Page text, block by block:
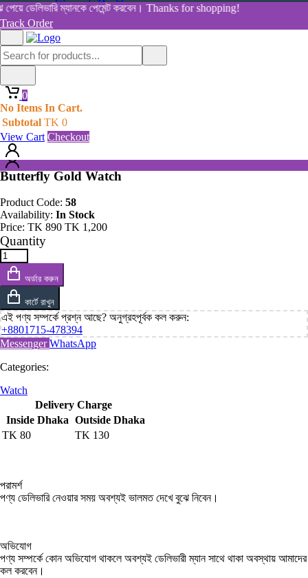
ডেলিভারি ম্যানকে পেমেন্ট করবেন। Thanks for shopping!
Track Order
0
No Items In Cart.
Subtotal TK 0
View Cart Checkout
Women's Health
View All Categories
Shop By Category
Home
0
No Items In Cart.
Subtotal TK0
View Cart
Butterfly Gold Watch
Butterfly Gold Watch
Product Code: 58
Availability: In Stock
Price: TK 890 TK 1,200
Quantity
অর্ডার করুন
কার্টে রাখুন
এই পণ্য সম্পর্কে প্রশ্ন আছে? অনুগ্রহপূর্বক কল করুন:
+8801715-478394
MessengerWhatsApp
Categories:
Watch
Delivery Charge
Inside Dhaka Outside Dhaka
TK 80 TK 130
পরামর্শ
পণ্য ডেলিভারি নেওয়ার সময় অবশ্যই ভালমত দেখে বুঝে নিবেন।
অভিযোগ
পণ্য সম্পর্কে কোন অভিযোগ থাকলে অবশ্যই ডেলিভারী ম্যান সাথে থাকা অবস্থায় আমাদের
কল করবেন।